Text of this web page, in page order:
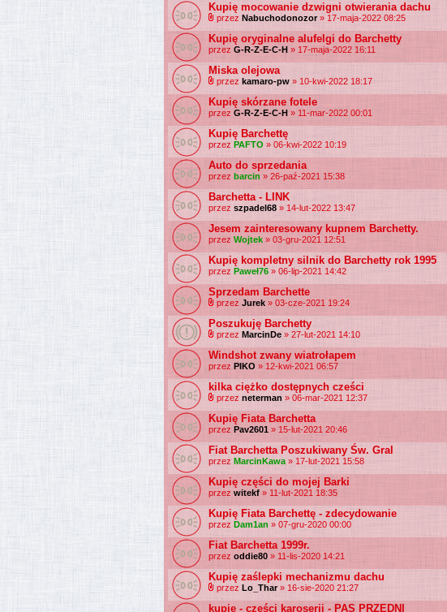
Kupię mocowanie dzwigni otwierania dachu
przez Nabuchodonozor» 17-maja-2022 08:25
Kupię oryginalne alufelgi do Barchetty
przez G-R-Z-E-C-H » 17-maja-2022 16:11
Miska olejowa
przez kamaro-pw » 10-kwi-2022 18:17
Kupię skórzane fotele
przez G-R-Z-E-C-H » 11-mar-2022 00:01
Kupię Barchettę
przez PAFTO » 06-kwi-2022 10:19
Auto do sprzedania
przez barcin » 26-paź-2021 15:38
Barchetta - LINK
przez szpadel68 » 14-lut-2022 13:47
Jesem zainteresowany kupnem Barchetty.
przez Wojtek » 03-gru-2021 12:51
Kupię kompletny silnik do Barchetty rok 1995
przez Paweł76 » 06-lip-2021 14:42
Sprzedam Barchette
przez Jurek » 03-cze-2021 19:24
Poszukuję Barchetty
przez MarcinDe » 27-lut-2021 14:10
Windshot zwany wiatrołapem
przez PIKO » 12-kwi-2021 06:57
kilka ciężko dostępnych cześci
przez neterman » 06-mar-2021 12:37
Kupię Fiata Barchetta
przez Pav2601 » 15-lut-2021 20:46
Fiat Barchetta Poszukiwany Św. Gral
przez MarcinKawa » 17-lut-2021 15:58
Kupię części do mojej Barki
przez witekf » 11-lut-2021 18:35
Kupię Fiata Barchettę - zdecydowanie
przez Dam1an » 07-gru-2020 00:00
Fiat Barchetta 1999r.
przez oddie80 » 11-lis-2020 14:21
Kupię zaślepki mechanizmu dachu
przez Lo_Thar» 16-sie-2020 21:27
kupię - części karoserii - PAS PRZEDNI